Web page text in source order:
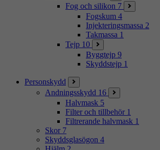
Fog och silikon 7
Fogskum 4
Injekteringsmassa 2
Takmassa 1
Tejp 10
Byggtejp 9
Skyddstejp 1
Personskydd
Andningsskydd 16
Halvmask 5
Filter och tillbehör 1
Filtrerande halvmask 1
Skor 7
Skyddsglasögon 4